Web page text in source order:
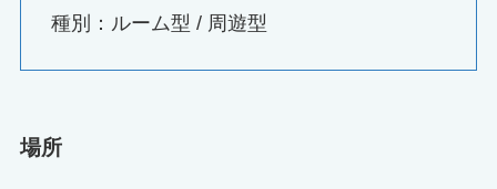
種別：ルーム型 / 周遊型
場所